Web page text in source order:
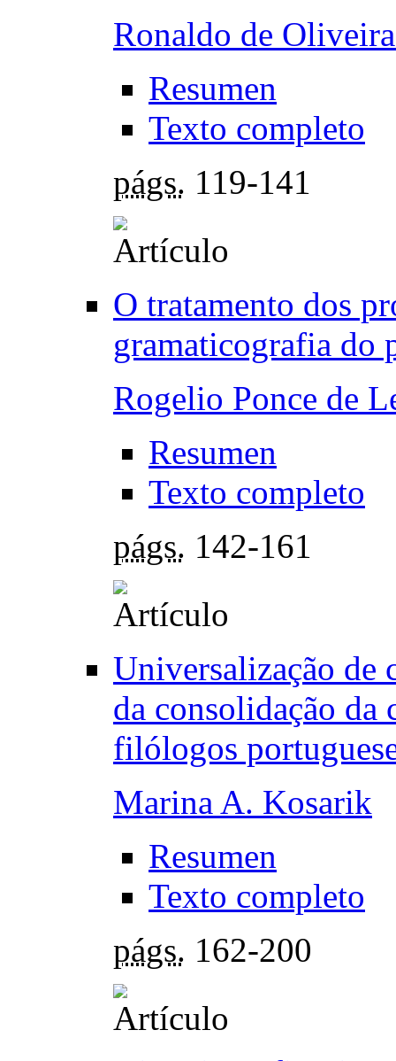
Ronaldo de
Resumen
Texto completo
págs. 119-141
O tratamento dos
gramaticografia
Rogelio Ponce de
Resumen
Texto completo
págs. 142-161
Universalização de
da consolidação
filólogos
Marina A. Kosarik
Resumen
Texto completo
págs. 162-200